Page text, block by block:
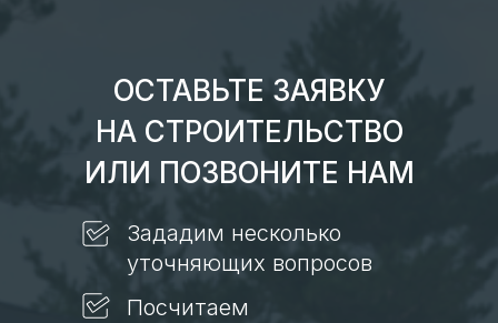
ОСТАВЬТЕ ЗАЯВКУ
НА СТРОИТЕЛЬСТВО
ИЛИ ПОЗВОНИТЕ НАМ
Зададим несколько
уточняющих вопросов
Посчитаем